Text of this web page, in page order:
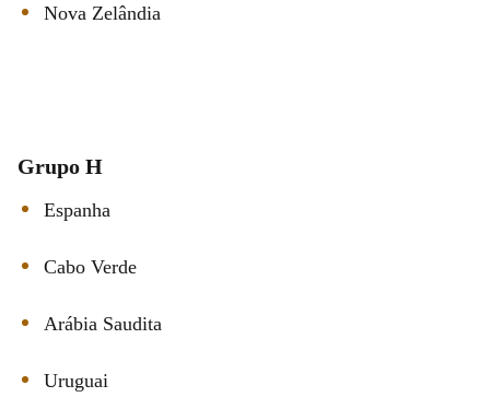
Nova Zelândia
Grupo H
Espanha
Cabo Verde
Arábia Saudita
Uruguai